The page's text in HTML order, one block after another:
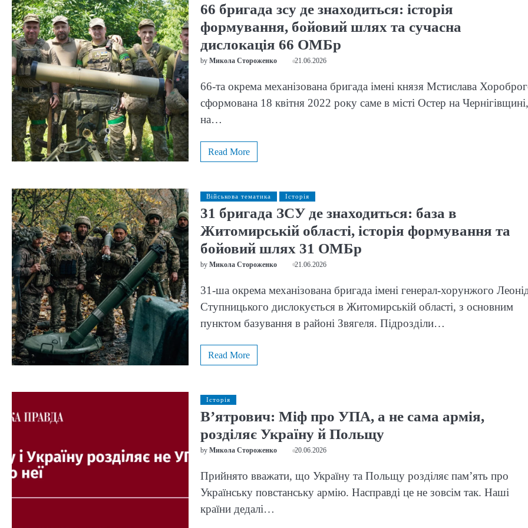
66 бригада зсу де знаходиться: історія
формування, бойовий шлях та сучасна
дислокація 66 ОМБр
by Микола Стороженко 21.06.2026
66-та окрема механізована бригада імені князя Мстислава
сформована 18 квітня 2022 року саме в місті Остер на Чернігівщині,
на…
Read More
Військова тематика Історія
31 бригада ЗСУ де знаходиться: база в
Житомирській області, історія формування та
бойовий шлях 31 ОМБр
by Микола Стороженко 21.06.2026
31-ша окрема механізована бригада імені генерал-хорунжого
Ступницького дислокується в Житомирській області, з основним
пунктом базування в районі Звягеля. Підрозділи…
Read More
Історія
В’ятрович: Міф про УПА, а не сама армія,
розділяє Україну й Польщу
by Микола Стороженко 20.06.2026
Прийнято вважати, що Україну та Польщу розділяє пам’ять про
Українську повстанську армію. Насправді це не зовсім так. Наші
країни дедалі…